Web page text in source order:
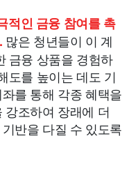
적인 금융 참여를 촉
많은 청년들이 이 계
금융 상품을 경험하
도를 높이는 데도 기
를 통해 각종 혜택을
강조하여 장래에 더
반을 다질 수 있도록